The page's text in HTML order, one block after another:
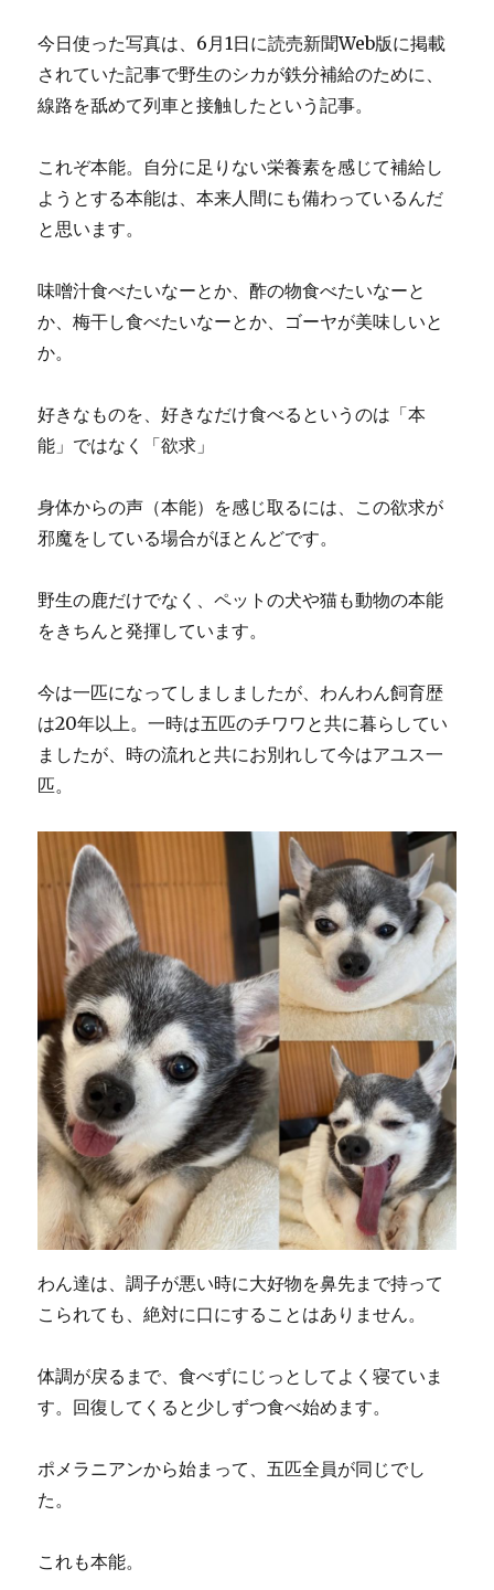
今日使った写真は、6月1日に読売新聞Web版に掲載
されていた記事で野生のシカが鉄分補給のために、
線路を舐めて列車と接触したという記事。
これぞ本能。自分に足りない栄養素を感じて補給し
ようとする本能は、本来人間にも備わっているんだ
と思います。
味噌汁食べたいなーとか、酢の物食べたいなーと
か、梅干し食べたいなーとか、ゴーヤが美味しいと
か。
好きなものを、好きなだけ食べるというのは「本
能」ではなく「欲求」
身体からの声（本能）を感じ取るには、この欲求が
邪魔をしている場合がほとんどです。
野生の鹿だけでなく、ペットの犬や猫も動物の本能
をきちんと発揮しています。
今は一匹になってしましましたが、わんわん飼育歴
は20年以上。一時は五匹のチワワと共に暮らしてい
ましたが、時の流れと共にお別れして今はアユス一
匹。
わん達は、調子が悪い時に大好物を鼻先まで持って
こられても、絶対に口にすることはありません。
体調が戻るまで、食べずにじっとしてよく寝ていま
す。回復してくると少しずつ食べ始めます。
ポメラニアンから始まって、五匹全員が同じでし
た。
これも本能。